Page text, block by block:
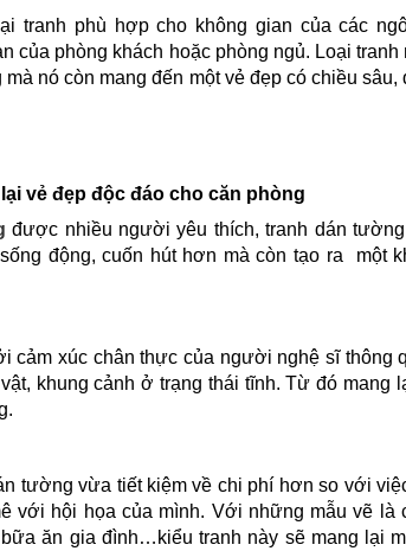
tranh phù hợp cho không gian của các
của phòng khách hoặc phòng ngủ. Loại tranh
nó còn mang đến một vẻ đẹp có chiều sâu,
vẻ đẹp độc đáo cho căn phòng
được nhiều người yêu thích,tranh dán
động, cuốn hút hơn mà còn tạo ra một
cảm xúc chân thực của người nghệ sĩ thông
khung cảnh ở trạng thái tĩnh. Từ đó mang
tường vừa tiết kiệm về chi phí hơn so với
với hội họa của mình. Với những mẫu vẽ là
ăn gia đình…kiểu tranh này sẽ mang lại